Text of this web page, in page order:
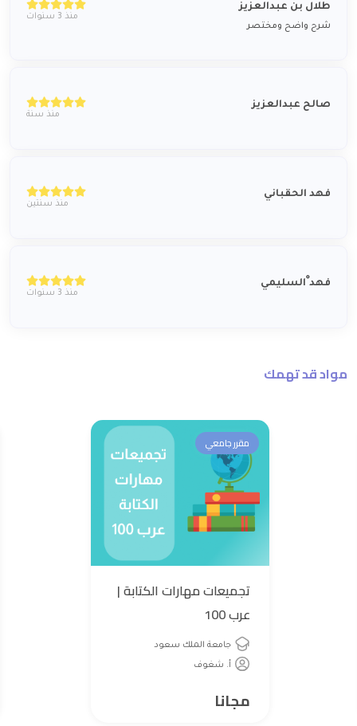
طلال بن عبدالعزيز
شرح واضح ومختصر
منذ 3 سنوات
صالح عبدالعزيز
منذ سنة
فهد الحقباني
منذ سنتين
فهد ْالسليمي
منذ 3 سنوات
مواد قد تهمك
مقرر جامعي
تجميعات مهارات الكتابة |
عرب 100
جامعة الملك سعود
أ. شغوف
مجانا